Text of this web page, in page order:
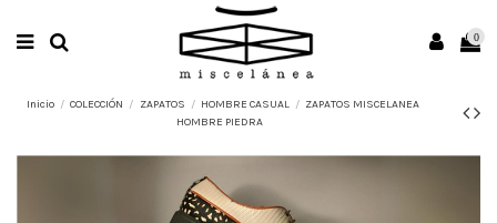
0
Inicio COLECCIÓN ZAPATOS HOMBRE CASUAL
ZAPATOS MISCELANEA
HOMBRE PIEDRA